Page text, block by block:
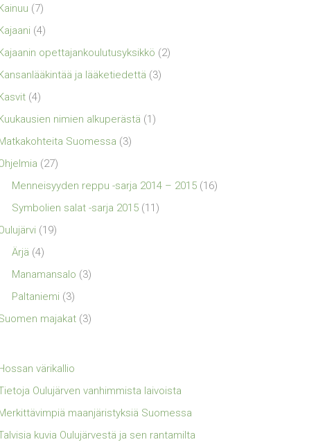
(7)
(4)
opettajankoulutusyksikkö (2)
ja lääketiedettä (3)
(4)
nimien alkuperästä (1)
Suomessa (3)
(27)
Menneisyyden reppu -sarja 2014 – 2015 (16)
Symbolien salat -sarja 2015 (11)
(19)
Ärjä (4)
Manamansalo (3)
Paltaniemi (3)
majakat (3)
värikallio
Oulujärven vanhimmista laivoista
maanjäristyksiä Suomessa
kuvia Oulujärvestä ja sen rantamilta